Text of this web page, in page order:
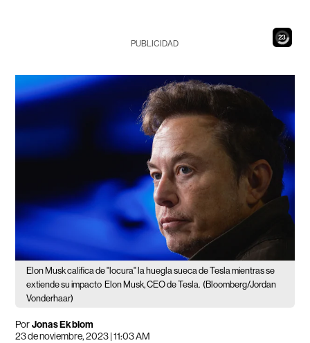
22
PUBLICIDAD
Elon Musk califica de "locura" la huegla sueca de Tesla mientras se
extiende su impacto Elon Musk, CEO de Tesla. (Bloomberg/Jordan
Vonderhaar)
PorJonas Ekblom
23 de noviembre, 2023 | 11:03 AM